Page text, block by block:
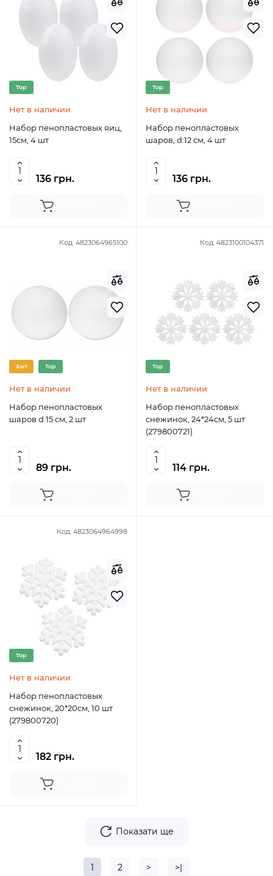
Top
Нет в наличии
Набор пенопластовых яиц,
15см, 4 шт
136 грн.
Top
Нет в наличии
Набор пенопластовых
шаров, d:12 см, 4 шт
136 грн.
Код: 4823064965100
Хит Top
Нет в наличии
Набор пенопластовых
шаров d:15 см, 2 шт
89 грн.
Код: 4823100104371
Top
Нет в наличии
Набор пенопластовых
снежинок, 24*24см, 5 шт
(279800721)
114 грн.
Код: 4823064964998
Top
Нет в наличии
Набор пенопластовых
снежинок, 20*20см, 10 шт
(279800720)
182 грн.
Показати ще
1 2 > >|